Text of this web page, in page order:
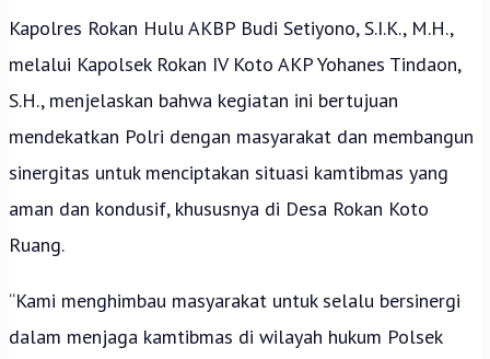
Kapolres Rokan Hulu AKBP Budi Setiyono, S.I.K., M.H.,
melalui Kapolsek Rokan IV Koto AKP Yohanes Tindaon,
S.H., menjelaskan bahwa kegiatan ini bertujuan
mendekatkan Polri dengan masyarakat dan membangun
sinergitas untuk menciptakan situasi kamtibmas yang
aman dan kondusif, khususnya di Desa Rokan Koto
Ruang.
“Kami menghimbau masyarakat untuk selalu bersinergi
dalam menjaga kamtibmas di wilayah hukum Polsek